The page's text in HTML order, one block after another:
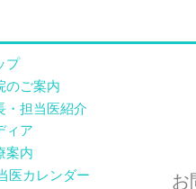
プ
のご案内
・担当医紹介
ィア
案内
医カレンダー
お